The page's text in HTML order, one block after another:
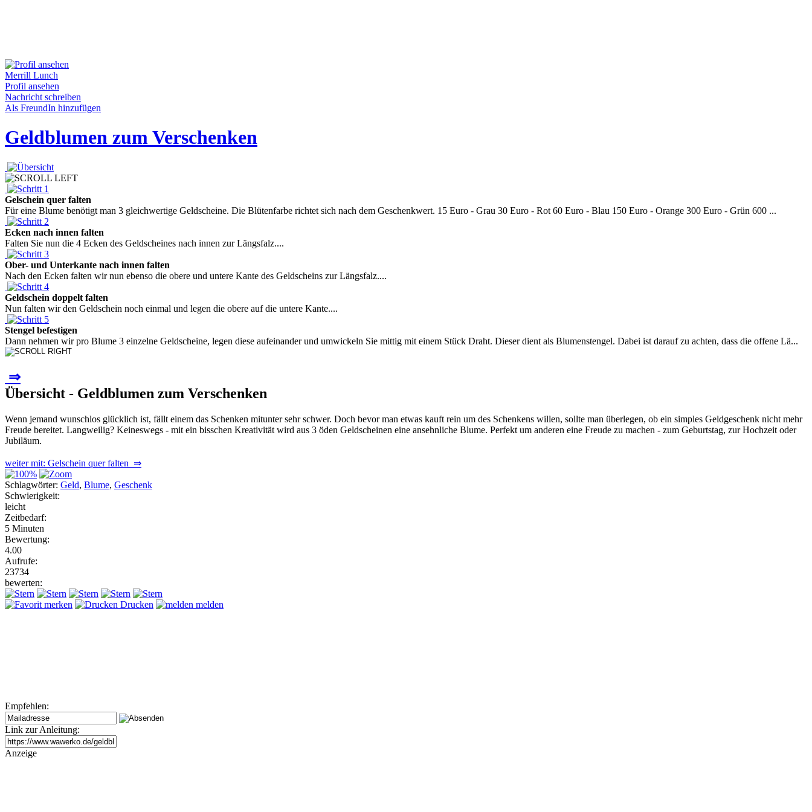
Merrill Lunch
Profil ansehen
Nachricht schreiben
Als FreundIn hinzufügen
Geldblumen zum Verschenken
Gelschein quer falten
Für eine Blume benötigt man 3 gleichwertige Geldscheine. Die Blütenfarbe richtet sich nach dem Geschenkwert. 15 Euro - Grau 30 Euro - Rot 60 Euro - Blau 150 Euro - Orange 300 Euro - Grün 600 ...
Ecken nach innen falten
Falten Sie nun die 4 Ecken des Geldscheines nach innen zur Längsfalz....
Ober- und Unterkante nach innen falten
Nach den Ecken falten wir nun ebenso die obere und untere Kante des Geldscheins zur Längsfalz....
Geldschein doppelt falten
Nun falten wir den Geldschein noch einmal und legen die obere auf die untere Kante....
Stengel befestigen
Dann nehmen wir pro Blume 3 einzelne Geldscheine, legen diese aufeinander und umwickeln Sie mittig mit einem Stück Draht. Dieser dient als Blumenstengel. Dabei ist darauf zu achten, dass die offene Lä...
⇒
Übersicht - Geldblumen zum Verschenken
Wenn jemand wunschlos glücklich ist, fällt einem das Schenken mitunter sehr schwer. Doch bevor man etwas kauft rein um des Schenkens willen, sollte man überlegen, ob ein simples Geldgeschenk nicht mehr
Freude bereitet. Langweilig? Keineswegs - mit ein bisschen Kreativität wird aus 3 öden Geldscheinen eine ansehnliche Blume. Perfekt um anderen eine Freude zu machen - zum Geburtstag, zur Hochzeit oder
Jubiläum.
weiter mit: Gelschein quer falten ⇒
Schlagwörter: Geld, Blume, Geschenk
Schwierigkeit:
leicht
Zeitbedarf:
5 Minuten
Bewertung:
4.00
Aufrufe:
23734
bewerten:
merken Drucken melden
Empfehlen:
Link zur Anleitung:
Anzeige